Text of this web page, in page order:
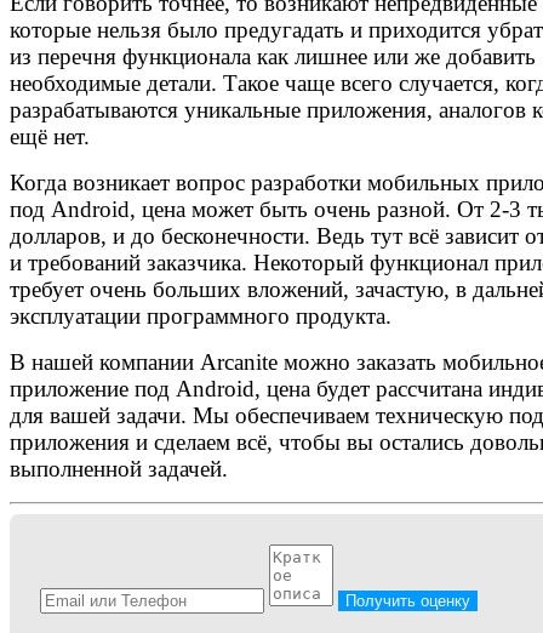
которые нельзя было предугадать и приходится
из перечня функционала как лишнее или же добавить
необходимые детали. Такое чаще всего случается,
разрабатываются уникальные приложения, аналогов
ещё нет.
Когда возникает вопрос разработки мобильных
под Android, цена может быть очень разной. От 2-3
долларов, и до бесконечности. Ведь тут всё зависит
и требований заказчика. Некоторый функционал
требует очень больших вложений, зачастую, в
эксплуатации программного продукта.
В нашей компании Arcanite можно заказать
приложение под Android, цена будет рассчитана
для вашей задачи. Мы обеспечиваем техническую
приложения и сделаем всё, чтобы вы остались
выполненной задачей.
Получить оценку